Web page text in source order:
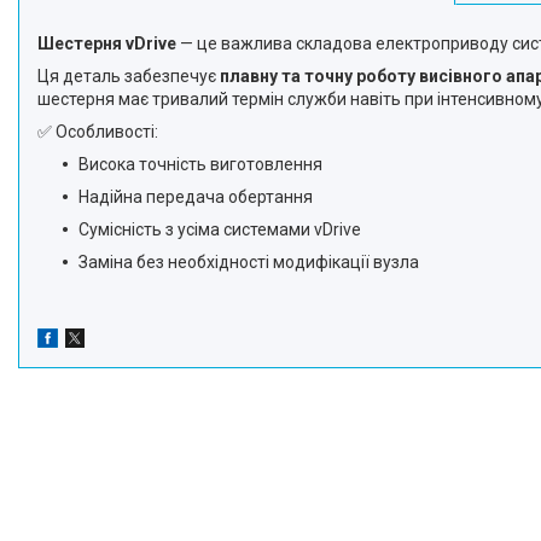
Шестерня vDrive — це важлива складова електроприводу
Ця деталь забезпечує плавну та точну роботу висівного
шестерня має тривалий термін служби навіть при
✅ Особливості:
Висока точність виготовлення
Надійна передача обертання
Сумісність з усіма системами vDrive
Заміна без необхідності модифікації вузла